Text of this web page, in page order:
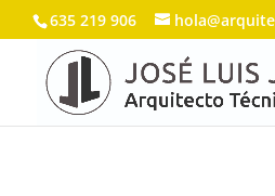
635 219 906